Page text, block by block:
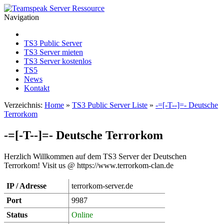
Navigation
TS3 Public Server
TS3 Server mieten
TS3 Server kostenlos
TS5
News
Kontakt
Verzeichnis: Home » TS3 Public Server Liste » -=[-T--]=- Deutsche
Terrorkom
-=[-T--]=- Deutsche Terrorkom
Herzlich Willkommen auf dem TS3 Server der Deutschen
Terrorkom! Visit us @ https://www.terrorkom-clan.de
IP / Adresse
terrorkom-server.de
Port
9987
Status
Online